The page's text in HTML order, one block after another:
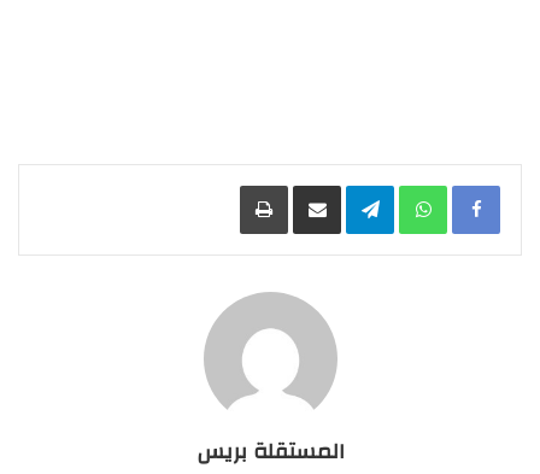
Facebook
WhatsApp
Telegramمشاركة عبر البريد طباعة
المستقلة بريس